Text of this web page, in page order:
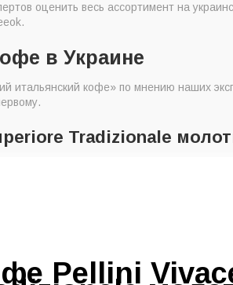
оценить весь ассортимент на
в Украине
итальянский кофе» по мнению наших
Tradizionale
Pellini